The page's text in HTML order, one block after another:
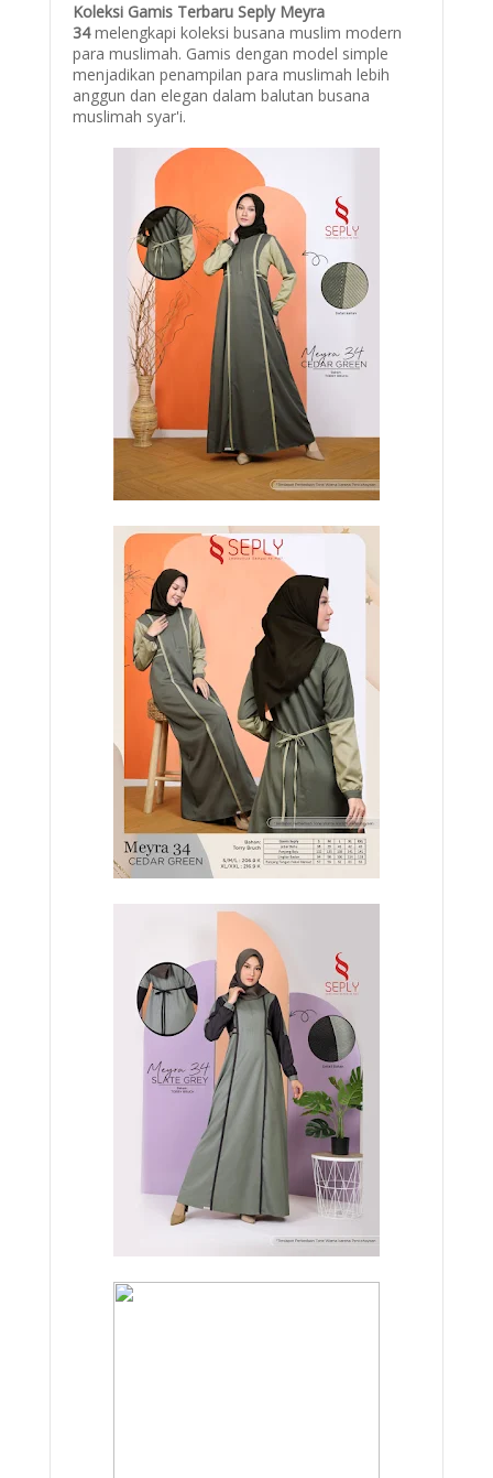
Koleksi Gamis Terbaru Seply Meyra
34melengkapi koleksi busana muslim modern
para muslimah. Gamis dengan model simple
menjadikan penampilan para muslimah lebih
anggun dan elegan dalam balutan busana
muslimah syar'i.